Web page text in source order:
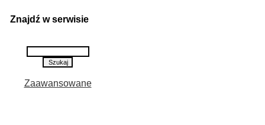
Znajdź w serwisie
Zaawansowane